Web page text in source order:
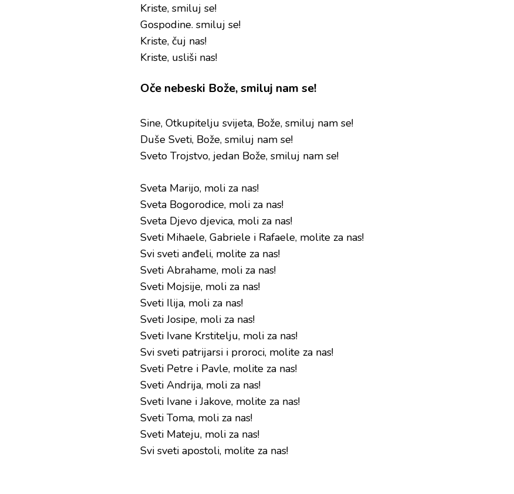
Kriste, smiluj se!
Gospodine. smiluj se!
Kriste, čuj nas!
Kriste, usliši nas!
Oče nebeski Bože, smiluj nam se!
Sine, Otkupitelju svijeta, Bože, smiluj nam se!
Duše Sveti, Bože, smiluj nam se!
Sveto Trojstvo, jedan Bože, smiluj nam se!
Sveta Marijo, moli za nas!
Sveta Bogorodice, moli za nas!
Sveta Djevo djevica, moli za nas!
Sveti Mihaele, Gabriele i Rafaele, molite za nas!
Svi sveti anđeli, molite za nas!
Sveti Abrahame, moli za nas!
Sveti Mojsije, moli za nas!
Sveti Ilija, moli za nas!
Sveti Josipe, moli za nas!
Sveti Ivane Krstitelju, moli za nas!
Svi sveti patrijarsi i proroci, molite za nas!
Sveti Petre i Pavle, molite za nas!
Sveti Andrija, moli za nas!
Sveti Ivane i Jakove, molite za nas!
Sveti Toma, moli za nas!
Sveti Mateju, moli za nas!
Svi sveti apostoli, molite za nas!